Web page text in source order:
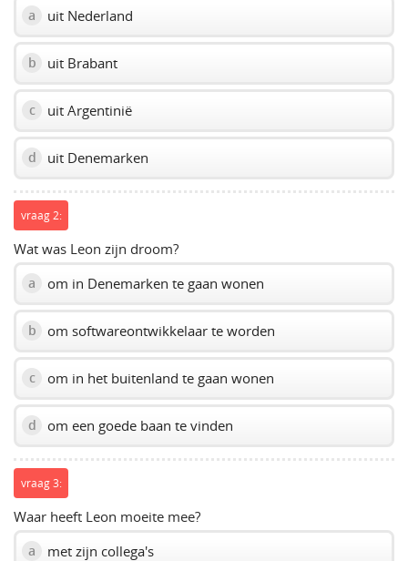
a uit Nederland
b uit Brabant
c uit Argentinië
d uit Denemarken
vraag 2:
Wat was Leon zijn droom?
a om in Denemarken te gaan wonen
b om softwareontwikkelaar te worden
c om in het buitenland te gaan wonen
d om een goede baan te vinden
vraag 3:
Waar heeft Leon moeite mee?
a met zijn collega's